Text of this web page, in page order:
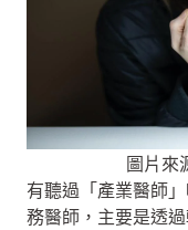
圖片來
有聽過「產業醫師
務醫師，主要是透